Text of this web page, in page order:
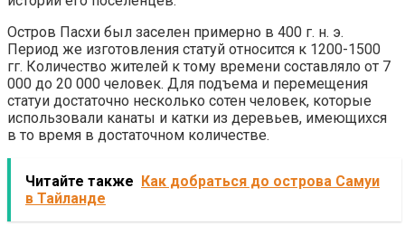
Остров Пасхи был заселен примерно в 400 г. н. э.
Период же изготовления статуй относится к 1200-1500
гг. Количество жителей к тому времени составляло от 7
000 до 20 000 человек. Для подъема и перемещения
статуи достаточно несколько сотен человек, которые
использовали канаты и катки из деревьев, имеющихся
в то время в достаточном количестве.
Читайте также Как добраться до острова Самуи
в Тайланде